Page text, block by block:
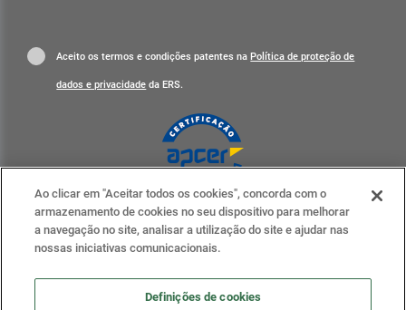
Aceito os termos e condições patentes naPolítica de proteção de
dados e privacidade da ERS.
ERS nas redes sociais
Ao clicar em "Aceitar todos os cookies", concorda com o
armazenamento de cookies no seu dispositivo para melhorar
a navegação no site, analisar a utilização do site e ajudar nas
nossas iniciativas comunicacionais.
Definições de cookies